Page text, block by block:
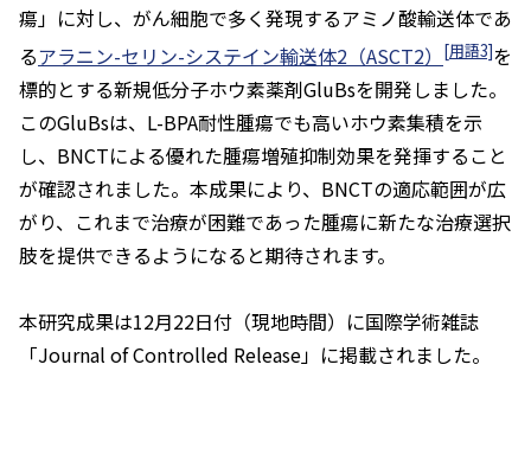
瘍」に対し、がん細胞で多く発現するアミノ酸輸送体であ
るアラニン-セリン-システイン輸送体2（ASCT2） [用語3]を
標的とする新規低分子ホウ素薬剤GluBsを開発しました。
このGluBsは、L-BPA耐性腫瘍でも高いホウ素集積を示
し、BNCTによる優れた腫瘍増殖抑制効果を発揮すること
が確認されました。本成果により、BNCTの適応範囲が広
がり、これまで治療が困難であった腫瘍に新たな治療選択
肢を提供できるようになると期待されます。
本研究成果は12月22日付（現地時間）に国際学術雑誌
「Journal of Controlled Release」に掲載されました。